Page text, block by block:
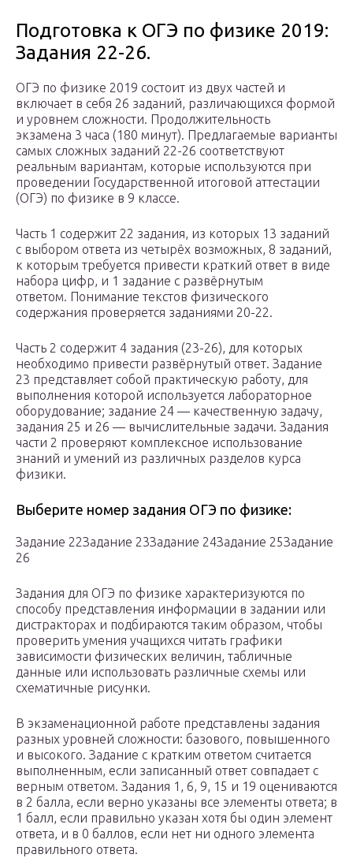
Подготовка к ОГЭ по физике 2019:
Задания 22-26.
ОГЭ по физике 2019 состоит из двух частей и
включает в себя 26 заданий, различающихся формой
и уровнем сложности. Продолжительность
экзамена 3 часа (180 минут). Предлагаемые варианты
самых сложных заданий 22-26 соответствуют
реальным вариантам, которые используются при
проведении Государственной итоговой аттестации
(ОГЭ) по физике в 9 классе.
Часть 1 содержит 22 задания, из которых 13 заданий
с выбором ответа из четырёх возможных, 8 заданий,
к которым требуется привести краткий ответ в виде
набора цифр, и 1 задание с развёрнутым
ответом. Понимание текстов физического
содержания проверяется заданиями 20-22.
Часть 2 содержит 4 задания (23-26), для которых
необходимо привести развёрнутый ответ. Задание
23 представляет собой практическую работу, для
выполнения которой используется лабораторное
оборудование; задание 24 — качественную задачу,
задания 25 и 26 — вычислительные задачи. Задания
части 2 проверяют комплексное использование
знаний и умений из различных разделов курса
физики.
Выберите номер задания ОГЭ по физике:
Задание 22Задание 23Задание 24Задание 25Задание
26
Задания для ОГЭ по физике характеризуются по
способу представления информации в задании или
дистракторах и подбираются таким образом, чтобы
проверить умения учащихся читать графики
зависимости физических величин, табличные
данные или использовать различные схемы или
схематичные рисунки.
В экзаменационной работе представлены задания
разных уровней сложности: базового, повышенного
и высокого. Задание с кратким ответом считается
выполненным, если записанный ответ совпадает с
верным ответом. Задания 1, 6, 9, 15 и 19 оцениваются
в 2 балла, если верно указаны все элементы ответа; в
1 балл, если правильно указан хотя бы один элемент
ответа, и в 0 баллов, если нет ни одного элемента
правильного ответа.